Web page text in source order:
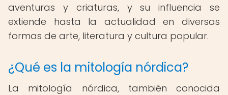
aventuras y criaturas, y su influencia se
extiende hasta la actualidad en diversas
formas de arte, literatura y cultura popular.
¿Qué es la mitología nórdica?
La mitología nórdica, también conocida